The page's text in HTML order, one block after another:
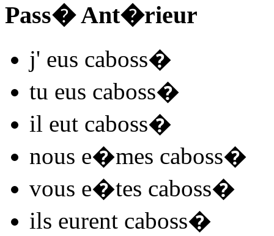
Pass� Ant�rieur
j' eus caboss�
tu eus caboss�
il eut caboss�
nous e�mes caboss�
vous e�tes caboss�
ils eurent caboss�